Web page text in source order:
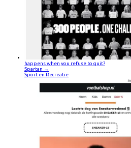
happens when you refuse to quit?
Spartan →
Sport en Recreatie